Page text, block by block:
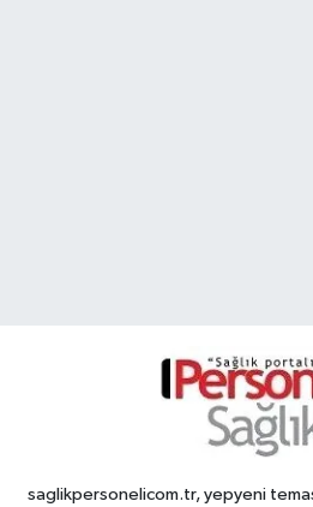
saglikpersonelicom.tr, yepyeni